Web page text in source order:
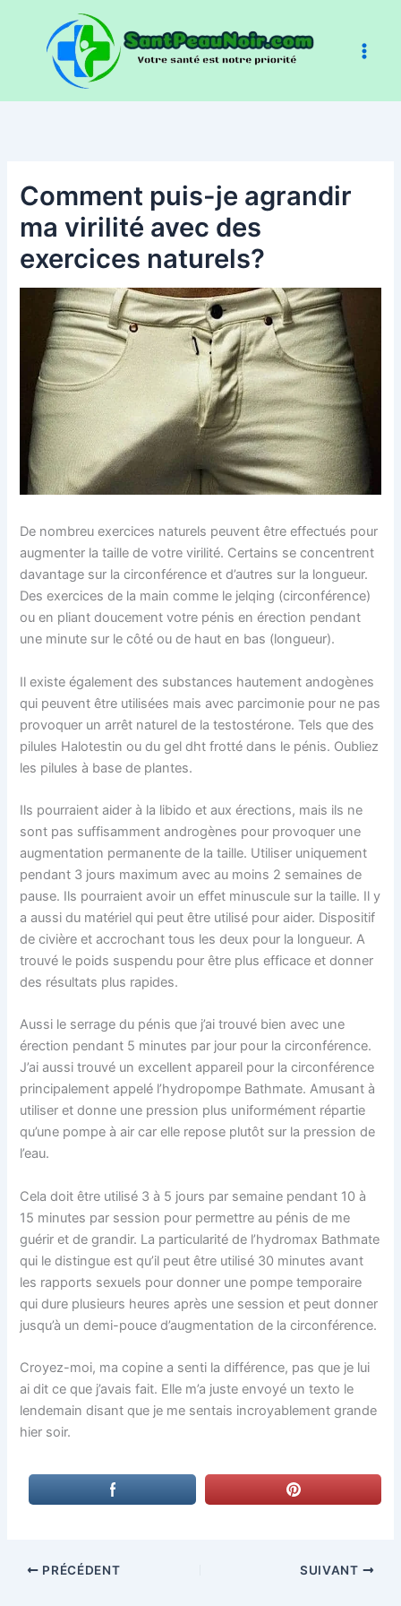
contenu
Comment puis-je agrandir
ma virilité avec des
exercices naturels?
De nombreu exercices naturels peuvent être effectués pour
augmenter la taille de votre virilité. Certains se concentrent
davantage sur la circonférence et d’autres sur la longueur.
Des exercices de la main comme le jelqing (circonférence)
ou en pliant doucement votre pénis en érection pendant
une minute sur le côté ou de haut en bas (longueur).
Il existe également des substances hautement andogènes
qui peuvent être utilisées mais avec parcimonie pour ne pas
provoquer un arrêt naturel de la testostérone. Tels que des
pilules Halotestin ou du gel dht frotté dans le pénis. Oubliez
les pilules à base de plantes.
Ils pourraient aider à la libido et aux érections, mais ils ne
sont pas suffisamment androgènes pour provoquer une
augmentation permanente de la taille. Utiliser uniquement
pendant 3 jours maximum avec au moins 2 semaines de
pause. Ils pourraient avoir un effet minuscule sur la taille. Il y
a aussi du matériel qui peut être utilisé pour aider. Dispositif
de civière et accrochant tous les deux pour la longueur. A
trouvé le poids suspendu pour être plus efficace et donner
des résultats plus rapides.
Aussi le serrage du pénis que j’ai trouvé bien avec une
érection pendant 5 minutes par jour pour la circonférence.
J’ai aussi trouvé un excellent appareil pour la circonférence
principalement appelé l’hydropompe Bathmate. Amusant à
utiliser et donne une pression plus uniformément répartie
qu’une pompe à air car elle repose plutôt sur la pression de
l’eau.
Cela doit être utilisé 3 à 5 jours par semaine pendant 10 à
15 minutes par session pour permettre au pénis de me
guérir et de grandir. La particularité de l’hydromax Bathmate
qui le distingue est qu’il peut être utilisé 30 minutes avant
les rapports sexuels pour donner une pompe temporaire
qui dure plusieurs heures après une session et peut donner
jusqu’à un demi-pouce d’augmentation de la circonférence.
Croyez-moi, ma copine a senti la différence, pas que je lui
ai dit ce que j’avais fait. Elle m’a juste envoyé un texto le
lendemain disant que je me sentais incroyablement grande
hier soir.
PRÉCÉDENT SUIVANT